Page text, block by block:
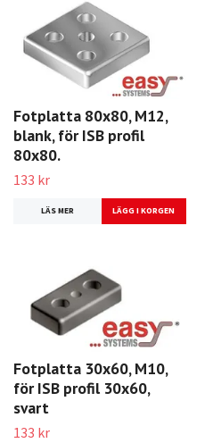
Fotplatta 80x80, M12,
blank, för ISB profil
80x80.
133 kr
LÄS MER
Fotplatta 30x60, M10,
för ISB profil 30x60,
svart
133 kr